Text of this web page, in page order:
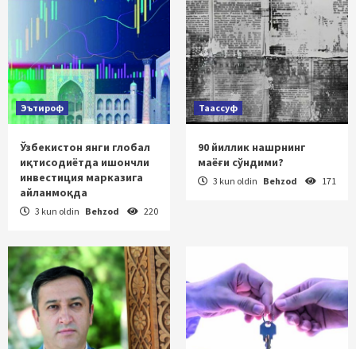
Эътироф
Ўзбекистон янги глобал
иқтисодиётда ишончли
инвестиция марказига
айланмоқда
3 kun oldin Behzod 220
Таассуф
90 йиллик нашрнинг
маёғи сўндими?
3 kun oldin Behzod 171